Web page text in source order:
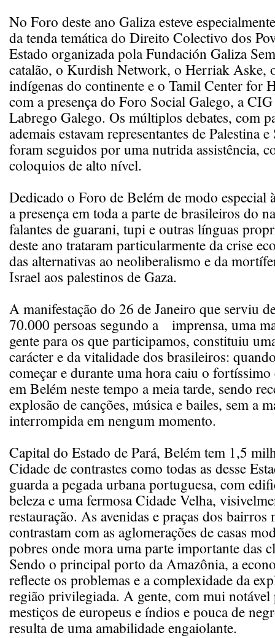
No Foro deste ano Galiza esteve
da tenda temática do Direito Colectivo dos
Estado organizada pola Fundación Galiza
catalão, o Kurdish Network, o Herriak Aske,
indígenas do continente e o Tamil Center for
com a presença do Foro Social Galego, a
Labrego Galego. Os múltiplos debates, com
ademais estavam representantes de Palestina
foram seguidos por uma nutrida assistência,
coloquios de alto nível.
Dedicado o Foro de Belém de modo especial
a presença em toda a parte de brasileiros do
falantes de guarani, tupi e outras línguas
deste ano trataram particularmente da crise
das alternativas ao neoliberalismo e da
Israel aos palestinos de Gaza.
A manifestação do 26 de Janeiro que serviu
70.000 persoas segundo a imprensa, uma
gente para os que participamos, constituiu
carácter e da vitalidade dos brasileiros:
começar e durante uma hora caiu o
em Belém neste tempo a meia tarde, sendo
explosão de canções, música e bailes, sem a
interrompida em nengum momento.
Capital do Estado de Pará, Belém tem 1,5
Cidade de contrastes como todas as desse
guarda a pegada urbana portuguesa, com
beleza e uma fermosa Cidade Velha,
restauração. As avenidas e praças dos bairros
contrastam com as aglomerações de casas
pobres onde mora uma parte importante das
Sendo o principal porto da Amazônia, a
reflecte os problemas e a complexidade da
região privilegiada. A gente, com mui notável
mestiços de europeus e índios e pouca de
resulta de uma amabilidade engaiolante.